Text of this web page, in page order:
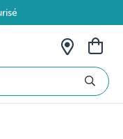
en Belgique